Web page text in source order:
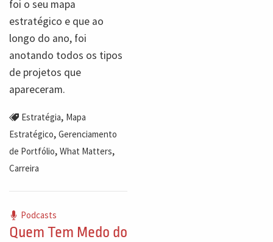
foi o seu mapa
estratégico e que ao
longo do ano, foi
anotando todos os tipos
de projetos que
apareceram.
Estratégia, Mapa
Estratégico, Gerenciamento
de Portfólio, What Matters,
Carreira
Podcasts
Quem Tem Medo do